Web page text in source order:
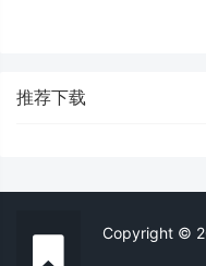
推荐下载
Copyright ©